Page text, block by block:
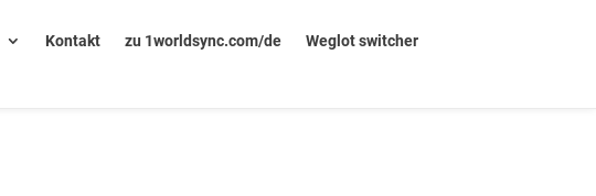
Kontakt zu 1worldsync.com/de Weglot switcher